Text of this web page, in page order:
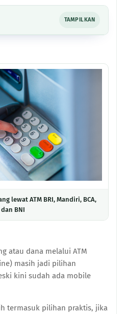
TAMPILKAN
lewat ATM BRI, Mandiri, BCA,
dan BNI
atau dana melalui ATM
masih jadi pilihan
kini sudah ada mobile
termasuk pilihan praktis, jika